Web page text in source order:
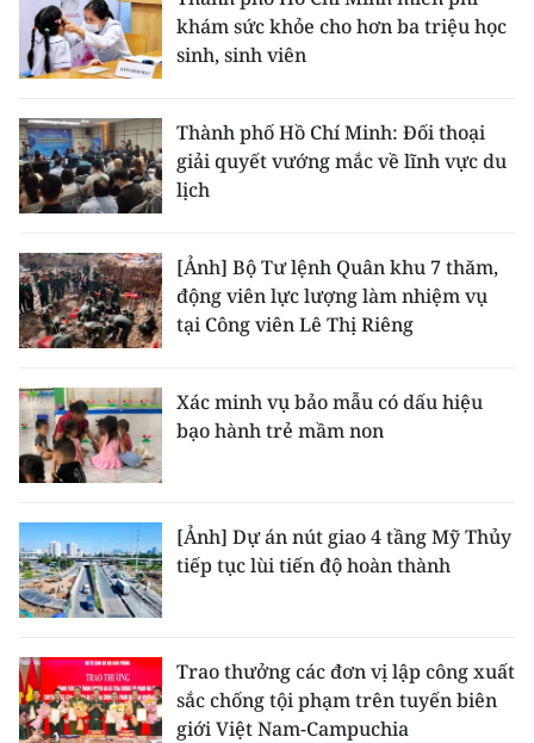
khám sức khỏe cho hơn ba triệu học
sinh, sinh viên
Thành phố Hồ Chí Minh: Đối thoại
giải quyết vướng mắc về lĩnh vực du
lịch
[Ảnh] Bộ Tư lệnh Quân khu 7 thăm,
động viên lực lượng làm nhiệm vụ
tại Công viên Lê Thị Riêng
Xác minh vụ bảo mẫu có dấu hiệu
bạo hành trẻ mầm non
[Ảnh] Dự án nút giao 4 tầng Mỹ Thủy
tiếp tục lùi tiến độ hoàn thành
Trao thưởng các đơn vị lập công xuất
sắc chống tội phạm trên tuyến biên
giới Việt Nam-Campuchia